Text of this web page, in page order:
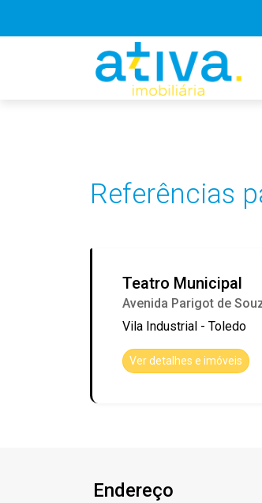
Referências
Teatro Municipal
Avenida Parigot de
Vila Industrial - Toledo
Ver detalhes e imóveis
Endereço